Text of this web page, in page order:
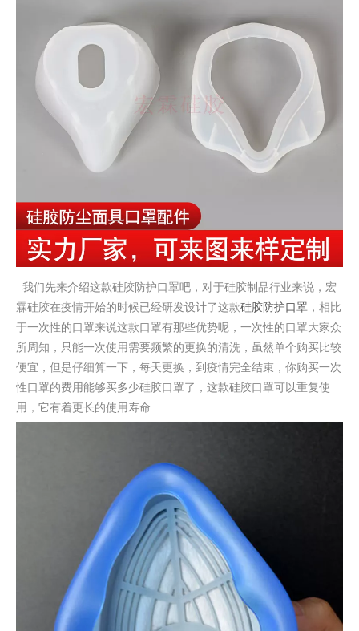
我们先来介绍这款硅胶防护口罩吧，对于硅胶制品行业来说，宏
霖硅胶在疫情开始的时候已经研发设计了这款硅胶防护口罩 ，相比
于一次性的口罩来说这款口罩有那些优势呢，一次性的口罩大家众
所周知，只能一次使用需要频繁的更换的清洗，虽然单个购买比较
便宜，但是仔细算一下，每天更换，到疫情完全结束，你购买一次
性口罩的费用能够买多少硅胶口罩了，这款硅胶口罩可以重复使
用，它有着更长的使用寿命.